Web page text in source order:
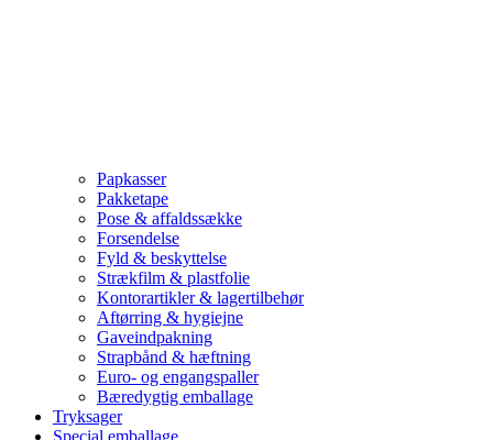
Papkasser
Pakketape
Pose & affaldssække
Forsendelse
Fyld & beskyttelse
Strækfilm & plastfolie
Kontorartikler & lagertilbehør
Aftørring & hygiejne
Gaveindpakning
Strapbånd & hæftning
Euro- og engangspaller
Bæredygtig emballage
Tryksager
Special emballage